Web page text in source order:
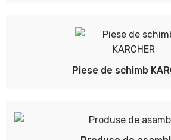
Piese de schimb